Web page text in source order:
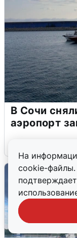
На
cookie-файлы.
В Сочи
аэропорт